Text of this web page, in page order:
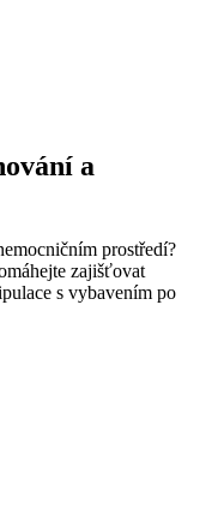
a
prostředí?
zajišťovat
s vybavením po